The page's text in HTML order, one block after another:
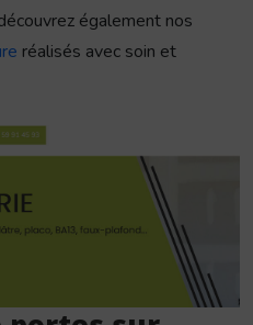
également nos
réalisés avec soin et